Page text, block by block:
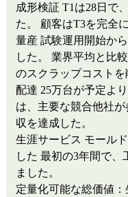
成形検証 T1は28日で
た。
顧客はT3を完全
量産 試験運用開始か
した。
業界平均と比
のスクラップコストを
配達 25万台が予定よ
は、主要な競合他社
収を達成した。
生涯サービス モール
した 最初の3年間で、
ました。
定量化可能な総価値